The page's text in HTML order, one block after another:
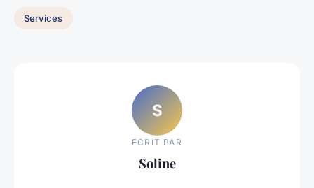
Services
S
ECRIT PAR
Soline